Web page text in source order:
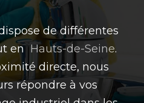
de différentes
enHauts-de-Seine.
directe, nous
répondre à vos